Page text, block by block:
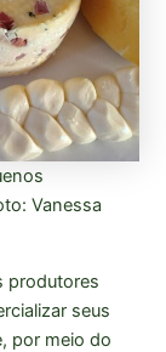
Vanessa
produtores
seus
por meio do